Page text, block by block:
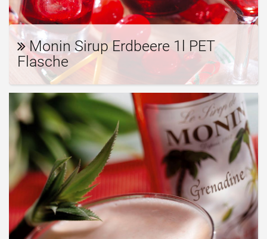
Monin Sirup Erdbeere 1l PET
Flasche